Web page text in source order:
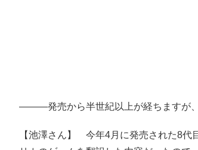
―――発売から半世紀以上が経ちますが
【池澤さん】 今年4月に発売された8代